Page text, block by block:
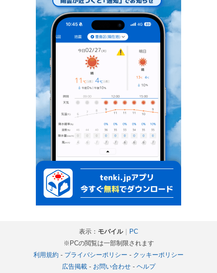
表示： モバイル｜ PC
※PCの閲覧は一部制限されます
利用規約 - プライバシーポリシー - クッキーポリシー
広告掲載- お問い合わせ- ヘルプ